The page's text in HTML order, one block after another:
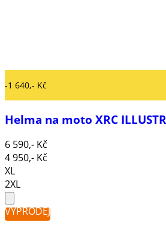
-1 640,- Kč
Helma na moto XRC
6 590,- Kč
4 950,- Kč
XL
2XL
VÝPRODEJ